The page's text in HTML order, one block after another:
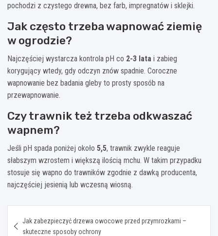
pochodzi z czystego drewna, bez farb, impregnatów i sklejki.
Jak często trzeba wapnować ziemię
w ogrodzie?
Najczęściej wystarcza kontrola pH co 2-3 lata i zabieg
korygujący wtedy, gdy odczyn znów spadnie. Coroczne
wapnowanie bez badania gleby to prosty sposób na
przewapnowanie.
Czy trawnik też trzeba odkwaszać
wapnem?
Jeśli pH spada poniżej około 5,5, trawnik zwykle reaguje
słabszym wzrostem i większą ilością mchu. W takim przypadku
stosuje się wapno do trawników zgodnie z dawką producenta,
najczęściej jesienią lub wczesną wiosną.
wpisu
Jak zabezpieczyć drzewa owocowe przed przymrozkami –
skuteczne sposoby ochrony